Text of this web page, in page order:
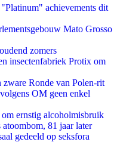
achievements dit
Mato Grosso
zomers
insectenfabriek Protix om
zware Ronde van Polen-rit
OM geen enkel
ernstig alcoholmisbruik
81 jaar later
gedeeld op seksfora